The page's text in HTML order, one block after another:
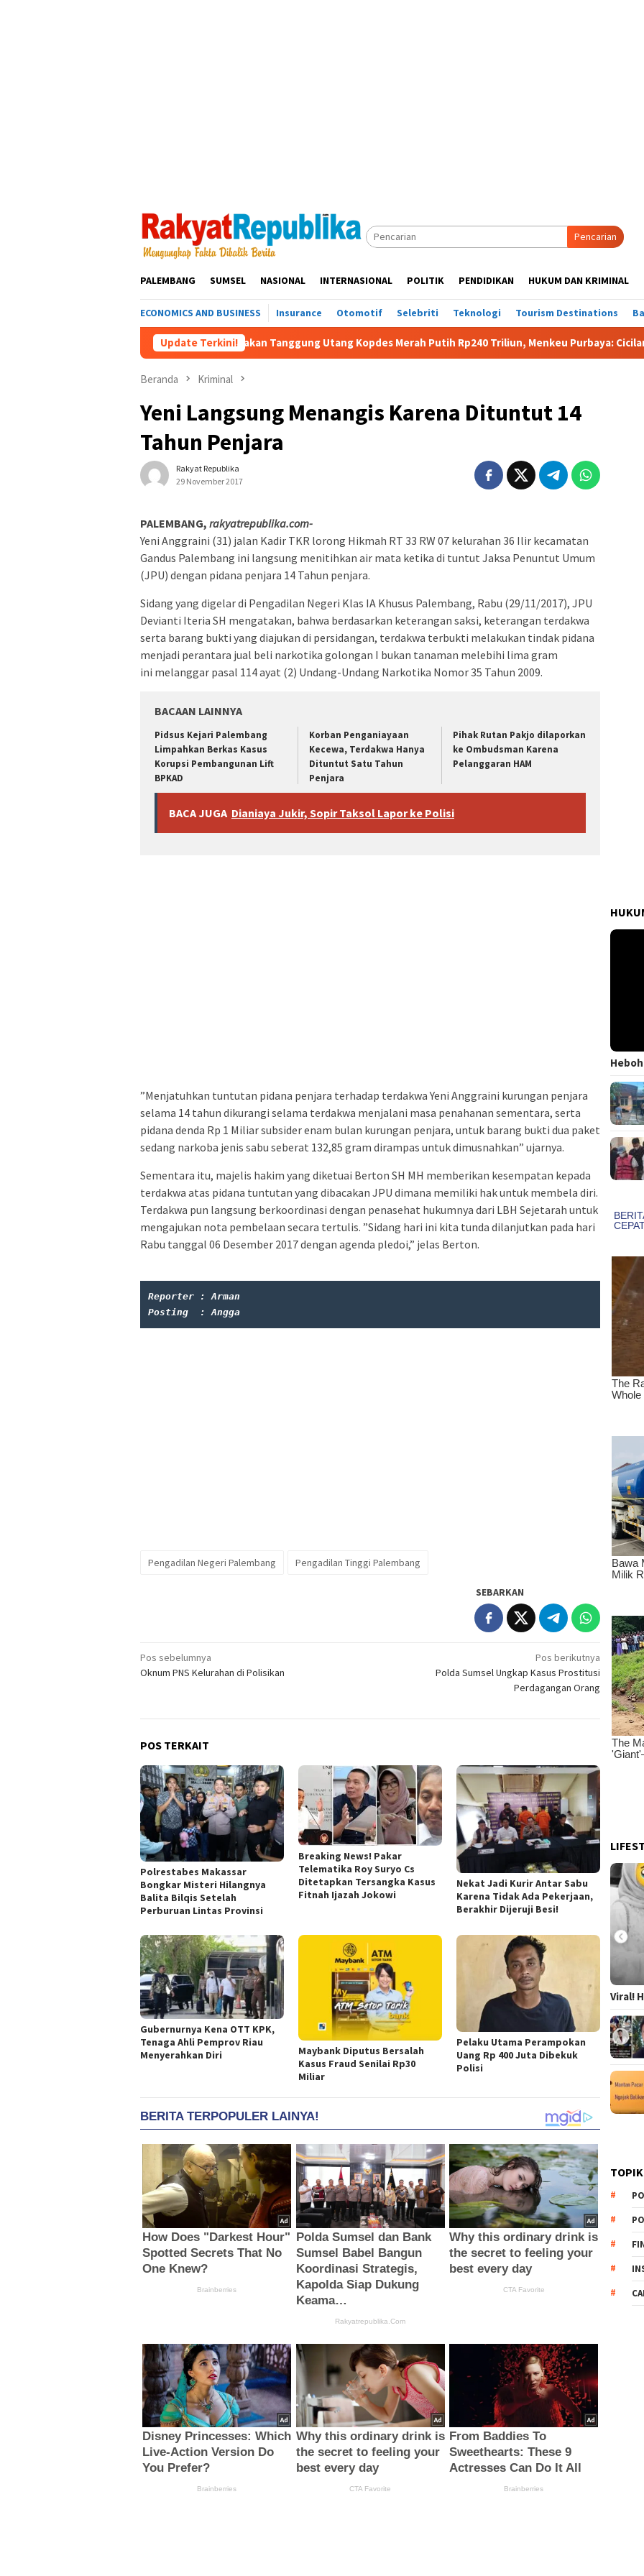
Pencarian
PALEMBANG SUMSEL NASIONAL INTERNASIONAL POLITIK PENDIDIKAN HUKUM DAN KRIMINAL
ECONOMICS AND BUSINESS Insurance Otomotif Selebriti Teknologi Tourism Destinations
Update Terkini!
APBN akan Tanggung Utang Kopdes Merah Putih Rp240 Triliun, Menkeu Purbaya: Cicilan Tidak Akan
Beranda Kriminal
Yeni Langsung Menangis Karena Dituntut 14
Tahun Penjara
Rakyat Republika
29 November 2017
PALEMBANG, rakyatrepublika.com-
Yeni Anggraini (31) jalan Kadir TKR lorong Hikmah RT 33 RW 07 kelurahan 36 Ilir kecamatan
Gandus Palembang ini langsung menitihkan air mata ketika di tuntut Jaksa Penuntut Umum
(JPU) dengan pidana penjara 14 Tahun penjara.
Sidang yang digelar di Pengadilan Negeri Klas IA Khusus Palembang, Rabu (29/11/2017), JPU
Devianti Iteria SH mengatakan, bahwa berdasarkan keterangan saksi, keterangan terdakwa
serta barang bukti yang diajukan di persidangan, terdakwa terbukti ‎melakukan tindak pidana
menjadi perantara jual beli‎ narkotika golongan I bukan tanaman melebihi lima gram
ini melanggar pasal 114 ayat (2) Undang-Undang Narkotika Nomor 35 Tahun 2009.‎
BACAAN LAINNYA
Pidsus Kejari Palembang
Limpahkan Berkas Kasus
Korupsi Pembangunan Lift
BPKAD
Korban Penganiayaan
Kecewa, Terdakwa Hanya
Dituntut Satu Tahun
Penjara
Pihak Rutan Pakjo dilaporkan
ke Ombudsman Karena
Pelanggaran HAM
BACA JUGA Dianiaya Jukir, Sopir Taksol Lapor ke Polisi
‎”Menjatuhkan tuntutan pidana penjara terhadap terdakwa Yeni Anggraini kurungan penjara
selama 14 tahun dikurangi selama terdakwa menjalani masa penahanan sementara, serta
pidana denda Rp 1 Miliar subsider enam bulan kurungan penjara, untuk barang bukti dua paket
sedang narkoba jenis sabu seberat 132,85 gram dirampas untuk dimusnahkan” ujarnya.
‎Sementara itu, majelis hakim yang diketuai Berton SH MH memberikan kesempatan kepada
terdakwa atas pidana tuntutan yang dibacakan JPU dimana memiliki hak untuk membela diri.
Terdakwa pun langsung ‎berkoordinasi dengan penasehat hukumnya dari LBH Sejetarah untuk
mengajukan nota pembelaan secara tertulis. ‎”Sidang hari ini kita tunda dilanjutkan pada hari
Rabu tanggal 06 Desember 2017 dengan agenda pledoi,” jelas Berton.
Reporter : Arman‎
Posting  : Angga
Pengadilan Negeri Palembang Pengadilan Tinggi Palembang
SEBARKAN
Navigasi
pos
Pos sebelumnya
Oknum PNS Kelurahan di Polisikan
Pos berikutnya
Polda Sumsel Ungkap Kasus Prostitusi
Perdagangan Orang
POS TERKAIT
Polrestabes Makassar
Bongkar Misteri Hilangnya
Balita Bilqis Setelah
Perburuan Lintas Provinsi
Breaking News! Pakar
Telematika Roy Suryo Cs
Ditetapkan Tersangka Kasus
Fitnah Ijazah Jokowi
Nekat Jadi Kurir Antar Sabu
Karena Tidak Ada Pekerjaan,
Berakhir Dijeruji Besi!
Gubernurnya Kena OTT KPK,
Tenaga Ahli Pemprov Riau
Menyerahkan Diri
Maybank Diputus Bersalah
Kasus Fraud Senilai Rp30
Miliar
Pelaku Utama Perampokan
Uang Rp 400 Juta Dibekuk
Polisi
Viral!